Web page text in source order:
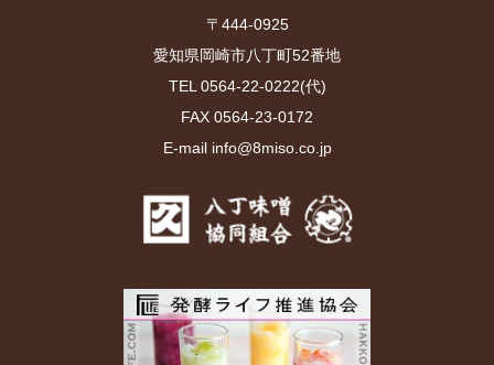
〒444-0925
愛知県岡崎市八丁町52番地
TEL 0564-22-0222(代)
FAX 0564-23-0172
E-mail info@8miso.co.jp